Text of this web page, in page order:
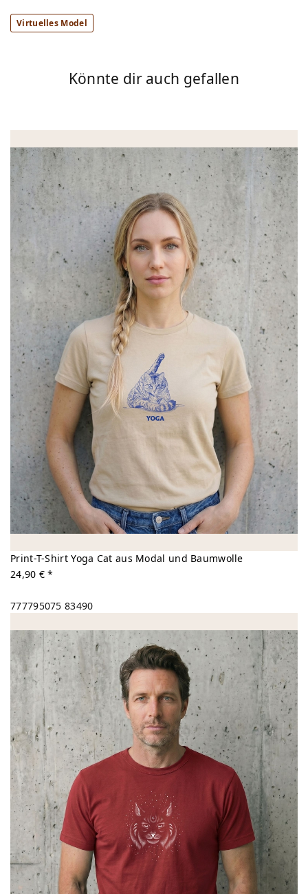
Virtuelles Model
Könnte dir auch gefallen
Print-T-Shirt Yoga Cat aus Modal und Baumwolle
24,90 € *
777795075 83490